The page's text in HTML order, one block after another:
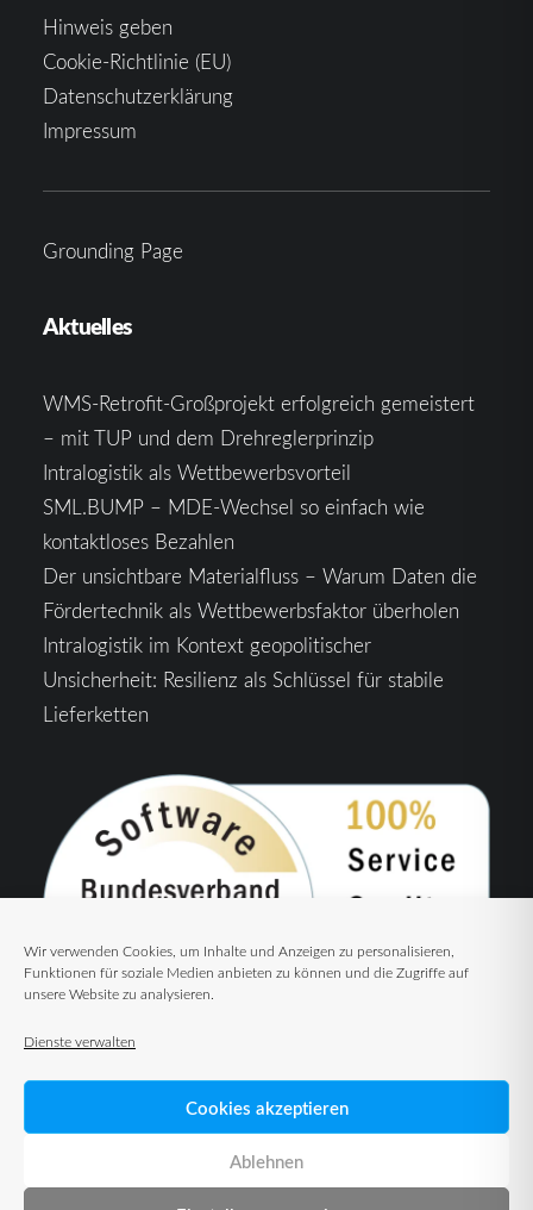
Wir verwenden Cookies, um Inhalte und Anzeigen zu personalisieren,
Funktionen für soziale Medien anbieten zu können und die Zugriffe auf
unsere Website zu analysieren.
Dienste verwalten
Cookies akzeptieren
Ablehnen
Hinweis geben
Cookie-Richtlinie (EU)
Datenschutzerklärung
Impressum
Grounding Page
Aktuelles
WMS-Retrofit-Großprojekt erfolgreich gemeistert
– mit TUP und dem Drehreglerprinzip
Intralogistik als Wettbewerbsvorteil
SML.BUMP – MDE-Wechsel so einfach wie
kontaktloses Bezahlen
Der unsichtbare Materialfluss – Warum Daten die
Fördertechnik als Wettbewerbsfaktor überholen
Intralogistik im Kontext geopolitischer
Unsicherheit: Resilienz als Schlüssel für stabile
Lieferketten